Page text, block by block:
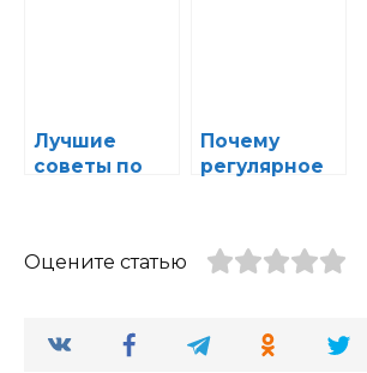
я авто
Лучшие
советы по
для
го
Почему
регулярное
так важно
Оцените статью